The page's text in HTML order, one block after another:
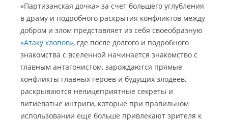
«Партизанская дочка» за счет большего углубления
в драму и подробного раскрытия конфликтов между
добром и злом представляет из себя своеобразную
«Атаку клопов», где после долгого и подробного
знакомства с вселенной начинается знакомство с
главным антагонистом, зарождаются прямые
конфликты главных героев и будущих злодеев,
раскрываются нелицеприятные секреты и
витиеватые интриги, которые при правильном
использовании еще больше привлекают зрителя к